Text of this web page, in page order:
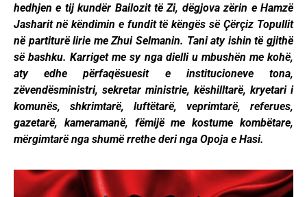
hedhjen e tij kundër Bailozit të Zi, dëgjova zërin e Hamzë
Jasharit në këndimin e fundit të këngës së Çërçiz Topullit
në partiturë lirie me Zhui Selmanin. Tani aty ishin të gjithë
së bashku. Karriget me sy nga dielli u mbushën me kohë,
aty edhe përfaqësuesit e institucioneve tona,
zëvendësministri, sekretar ministrie, këshilltarë, kryetari i
komunës, shkrimtarë, luftëtarë, veprimtarë, referues,
gazetarë, kameramanë, fëmijë me kostume kombëtare,
mërgimtarë nga shumë rrethe deri nga Opoja e Hasi.